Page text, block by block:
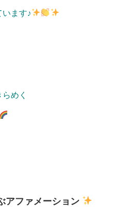
ます♪
めく
アファメーション